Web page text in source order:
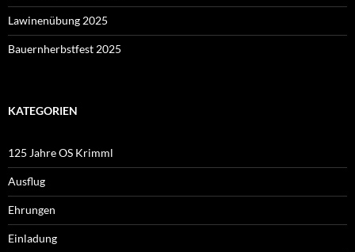
Lawinenübung 2025
Bauernherbstfest 2025
KATEGORIEN
125 Jahre OS Krimml
Ausflug
Ehrungen
Einladung